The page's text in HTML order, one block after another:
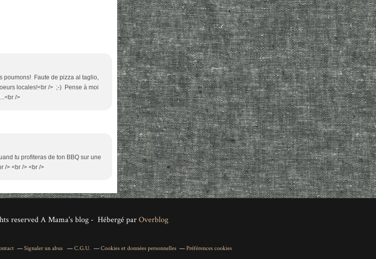
poumons! Faute de pizza al taglio,
locales!<br /> ;-) Pense à moi
/>
tu profiteras de ton BBQ sur une
/> <br /> <br />
reserved A Mama's blog - Hébergé parOverblog
Signaler un abus C.G.U. Cookies et données personnelles Préférences cookies